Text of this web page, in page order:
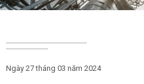
Ngày 27 tháng 03 năm 2024